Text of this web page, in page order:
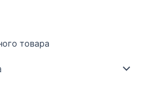
товара